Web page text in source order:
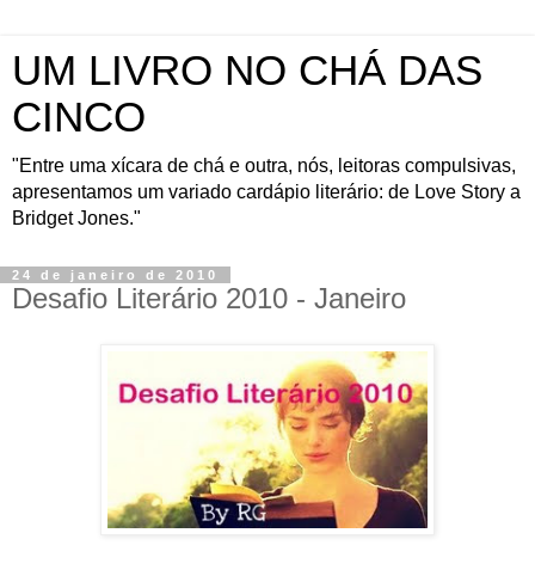
UM LIVRO NO CHÁ DAS
CINCO
"Entre uma xícara de chá e outra, nós, leitoras compulsivas,
apresentamos um variado cardápio literário: de Love Story a
Bridget Jones."
24 de janeiro de 2010
Desafio Literário 2010 - Janeiro